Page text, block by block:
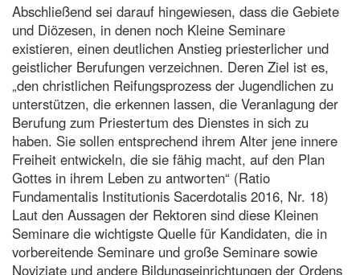
Abschließend sei darauf hingewiesen, dass die Gebiete
und Diözesen, in denen noch Kleine Seminare
existieren, einen deutlichen Anstieg priesterlicher und
geistlicher Berufungen verzeichnen. Deren Ziel ist es,
„den christlichen Reifungsprozess der Jugendlichen zu
unterstützen, die erkennen lassen, die Veranlagung der
Berufung zum Priestertum des Dienstes in sich zu
haben. Sie sollen entsprechend ihrem Alter jene innere
Freiheit entwickeln, die sie fähig macht, auf den Plan
Gottes in ihrem Leben zu antworten“ (Ratio
Fundamentalis Institutionis Sacerdotalis 2016, Nr. 18)
Laut den Aussagen der Rektoren sind diese Kleinen
Seminare die wichtigste Quelle für Kandidaten, die in
vorbereitende Seminare und große Seminare sowie
Noviziate und andere Bildungseinrichtungen der Ordens